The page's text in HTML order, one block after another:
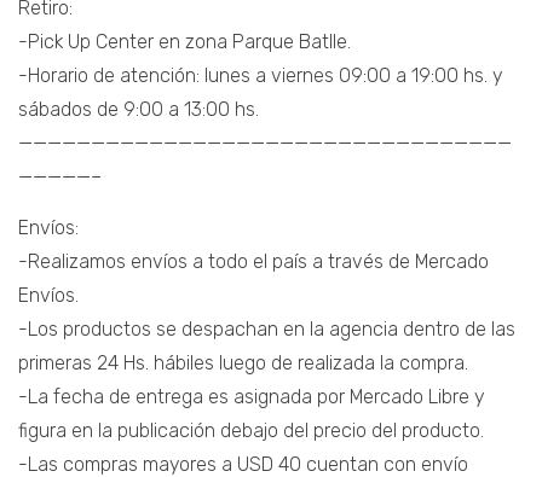
Retiro:
-Pick Up Center en zona Parque Batlle.
-Horario de atención: lunes a viernes 09:00 a 19:00 hs. y
sábados de 9:00 a 13:00 hs.
——————————————————————————————————
—————–
Envíos:
-Realizamos envíos a todo el país a través de Mercado
Envíos.
-Los productos se despachan en la agencia dentro de las
primeras 24 Hs. hábiles luego de realizada la compra.
-La fecha de entrega es asignada por Mercado Libre y
figura en la publicación debajo del precio del producto.
-Las compras mayores a USD 40 cuentan con envío